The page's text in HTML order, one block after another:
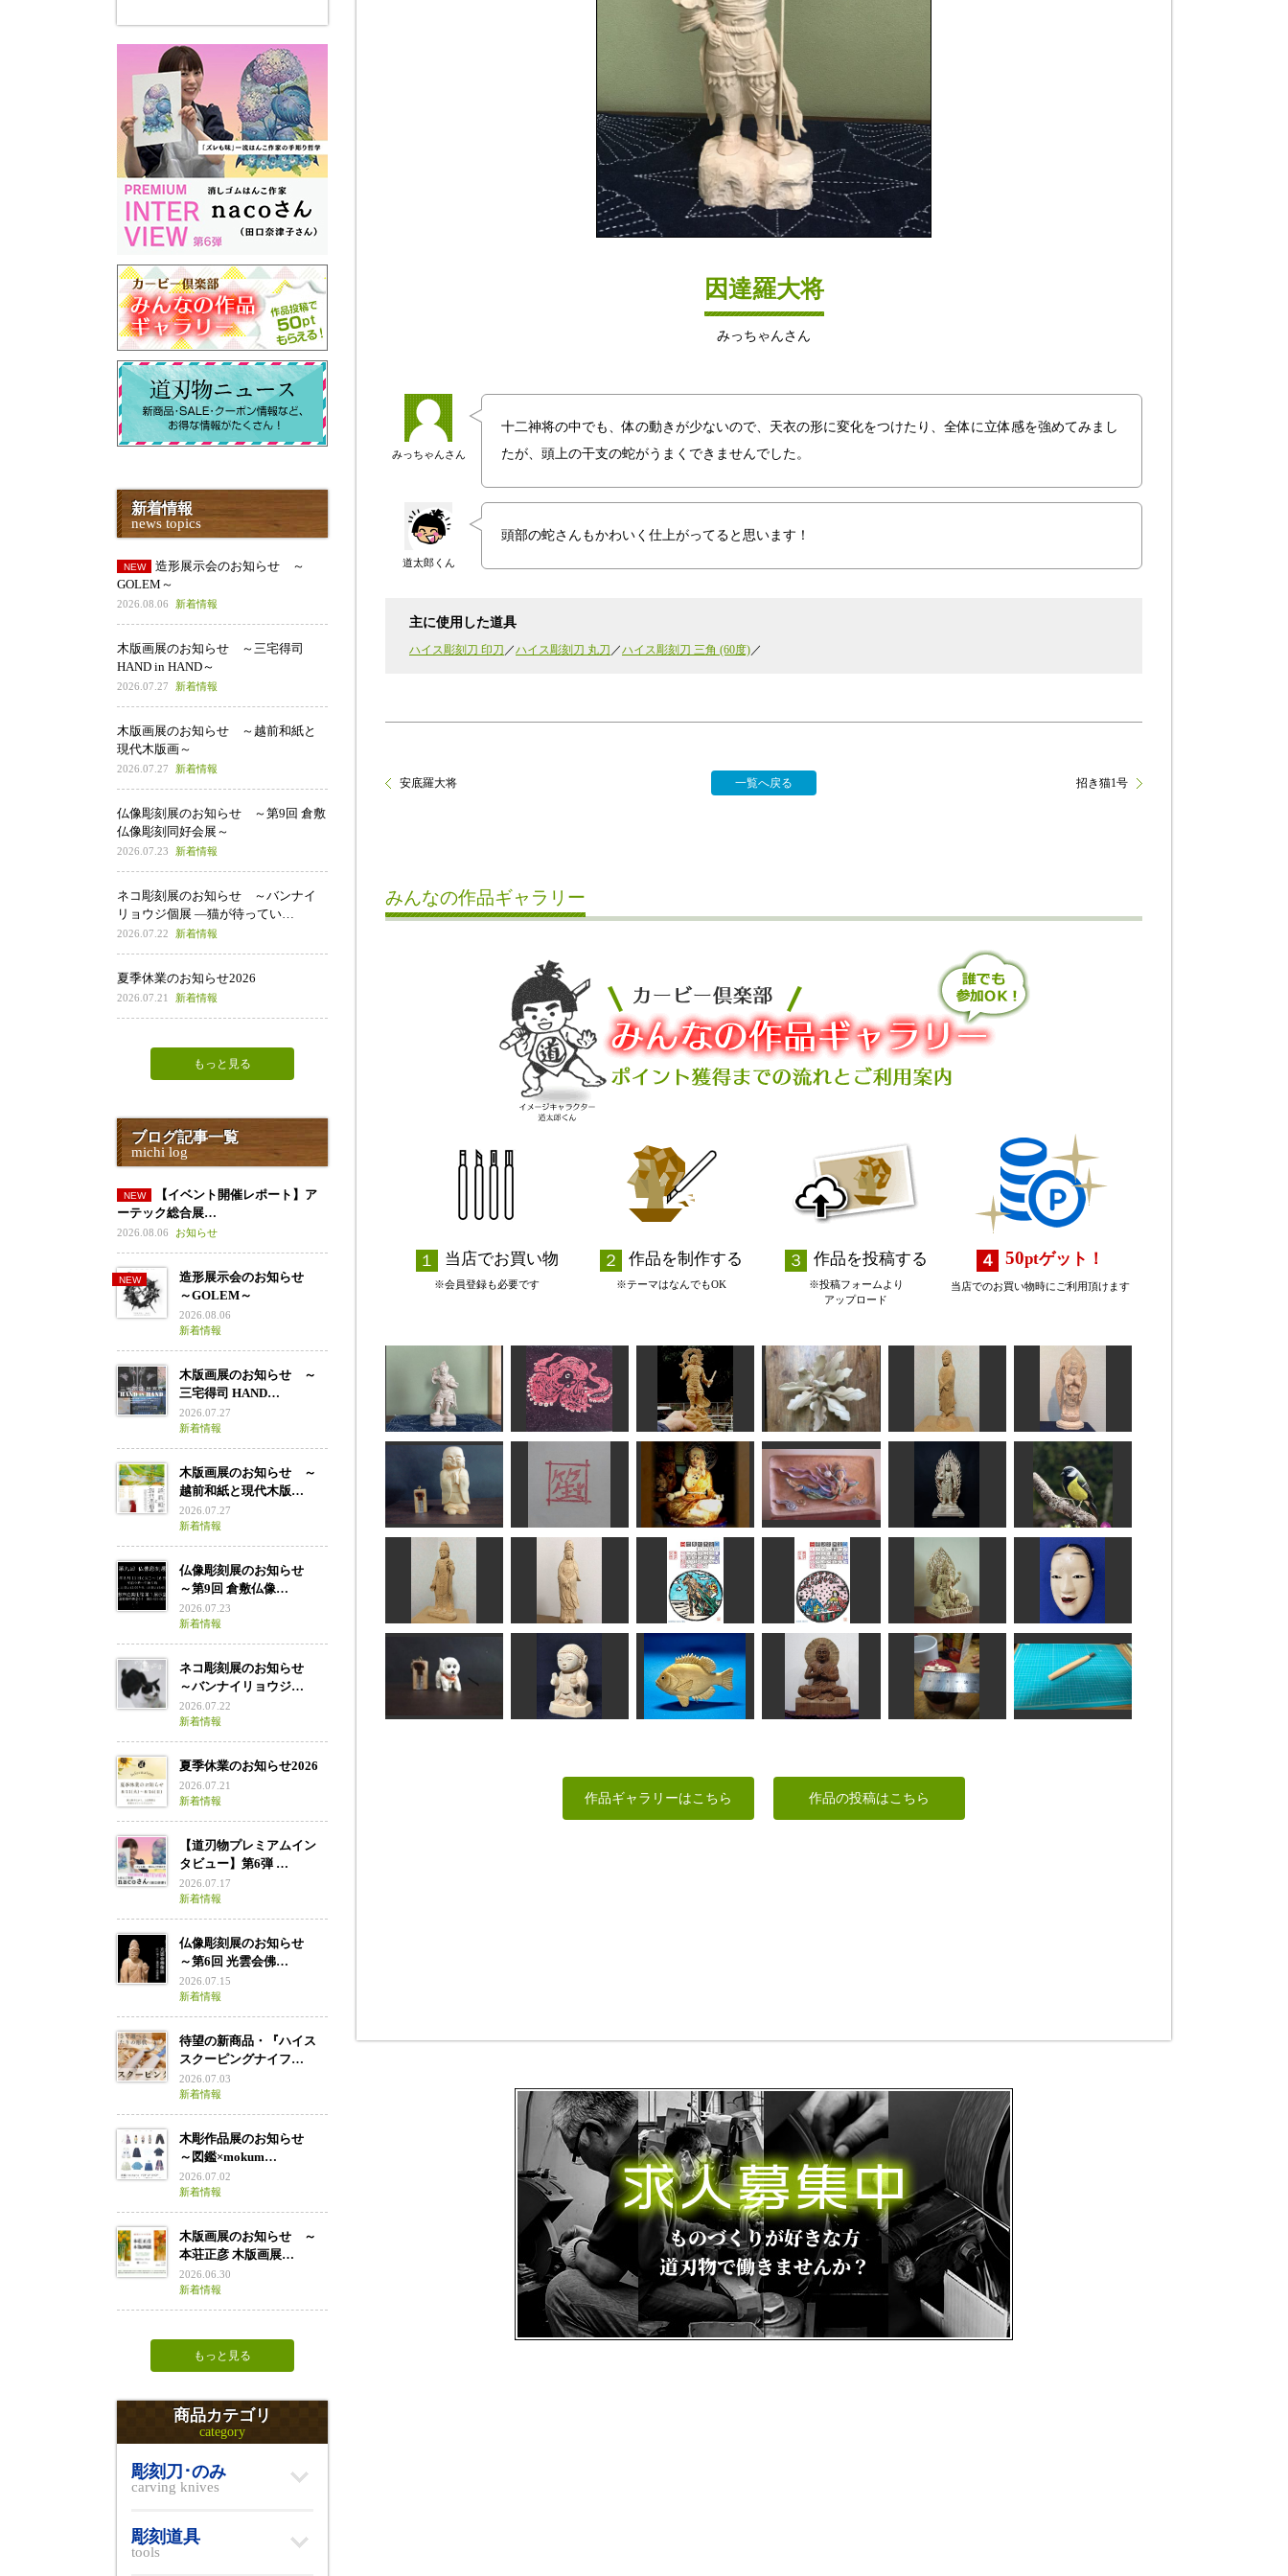
因達羅大将
みっちゃんさん
みっちゃんさん
十二神将の中でも、体の動きが少ないので、天衣の形に変化をつけたり、全体に立体感を強めてみまし
たが、頭上の干支の蛇がうまくできませんでした。
道太郎くん
頭部の蛇さんもかわいく仕上がってると思います！
主に使用した道具
ハイス彫刻刀 印刀 ハイス彫刻刀 丸刀 ハイス彫刻刀 三角 (60度)
安底羅大将 一覧へ戻る 招き猫1号
みんなの作品ギャラリー
当店でお買い物
※会員登録も必要です
作品を制作する
※テーマはなんでもOK
作品を投稿する
※投稿フォームより
アップロード
50ptゲット！
当店でのお買い物時にご利用頂けます
珊底羅大将
みっちゃん
タコちゃん 持国天
sigesama
夢の中にて
ヘソベイ
白衣観音
なんぺい
不空羂索観音像
rara
お地蔵さま
HANA
一文字てん刻
SHO
調身・調息・調心
sigesama
飛天
ちゅうさん
不動明王
まあちゃん
シジュウカラ
MINI
瑠璃観音
仏像彫刻を初めて4
作品目
雪道
版画カレンダー 庚
子卯月 北海道帯広
ばん…
fuku
版画カレンダ 庚子
弥生
普賢菩薩
ちゅうさん
増髪
msuganuma
小さな薬師如来 ブルーギル
MINI
BUDDHA
ちゅうさん
グリコのおまけの舟
作品ギャラリーはこちら 作品の投稿はこちら
新着情報
news topics
造形展示会のお知らせ ～
GOLEM～
2026.08.06 新着情報
木版画展のお知らせ ～三宅得司
HAND in HAND～
2026.07.27 新着情報
木版画展のお知らせ ～越前和紙と
現代木版画～
2026.07.27 新着情報
仏像彫刻展のお知らせ ～第9回 倉敷
仏像彫刻同好会展～
2026.07.23 新着情報
ネコ彫刻展のお知らせ ～バンナイ
リョウジ個展 ―猫が待ってい…
2026.07.22 新着情報
夏季休業のお知らせ2026
2026.07.21 新着情報
もっと見る
ブログ記事一覧
michi log
【イベント開催レポート】ア
ーテック総合展…
2026.08.06 お知らせ
造形展示会のお知らせ
～GOLEM～
2026.08.06
新着情報
木版画展のお知らせ ～
三宅得司 HAND…
2026.07.27
新着情報
木版画展のお知らせ ～
越前和紙と現代木版…
2026.07.27
新着情報
仏像彫刻展のお知らせ
～第9回 倉敷仏像…
2026.07.23
新着情報
ネコ彫刻展のお知らせ
～バンナイリョウジ…
2026.07.22
新着情報
夏季休業のお知らせ2026
2026.07.21
新着情報
【道刃物プレミアムイン
タビュー】第6弾 …
2026.07.17
新着情報
仏像彫刻展のお知らせ
～第6回 光雲会佛…
2026.07.15
新着情報
待望の新商品・『ハイス
スクーピングナイフ…
2026.07.03
新着情報
木彫作品展のお知らせ
～図鑑×mokum…
2026.07.02
新着情報
木版画展のお知らせ ～
本荘正彦 木版画展…
2026.06.30
新着情報
もっと見る
商品カテゴリ
category
彫刻刀･のみ
carving knives
彫刻道具
tools